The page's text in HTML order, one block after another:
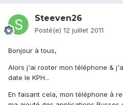
Steeven26
Posté(e) 12 juillet 2011
Bonjour à tous,
Alors j'ai rooter mon téléphone &
date le KPH...
En faisant cela, mon téléphone à